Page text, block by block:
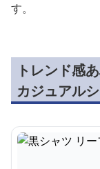
す。
トレンド感
カジュアル